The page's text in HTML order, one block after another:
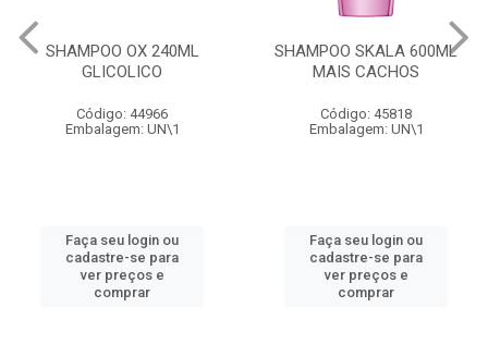
SHAMPOO OX 240ML
GLICOLICO
Código: 44966
Embalagem: UN\1
Faça seu login ou
cadastre-se para
ver preços e
comprar
SHAMPOO SKALA 600ML
MAIS CACHOS
Código: 45818
Embalagem: UN\1
Faça seu login ou
cadastre-se para
ver preços e
comprar